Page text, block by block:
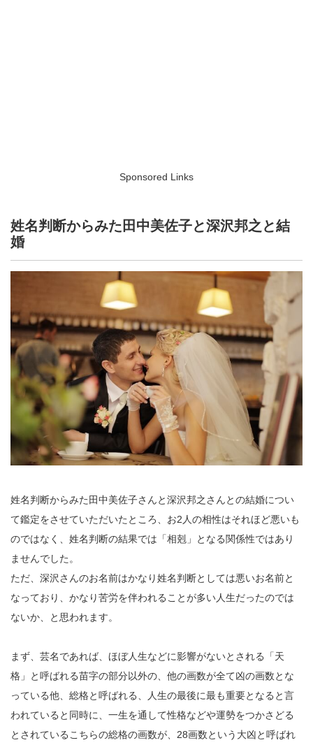
Sponsored Links
姓名判断からみた田中美佐子と深沢邦之と結
婚
姓名判断からみた田中美佐子さんと深沢邦之さんとの結婚につい
て鑑定をさせていただいたところ、お2人の相性はそれほど悪いも
のではなく、姓名判断の結果では「相剋」となる関係性ではあり
ませんでした。
ただ、深沢さんのお名前はかなり姓名判断としては悪いお名前と
なっており、かなり苦労を伴われることが多い人生だったのでは
ないか、と思われます。
まず、芸名であれば、ほぼ人生などに影響がないとされる「天
格」と呼ばれる苗字の部分以外の、他の画数が全て凶の画数とな
っている他、総格と呼ばれる、人生の最後に最も重要となると言
われていると同時に、一生を通して性格などや運勢をつかさどる
とされているこちらの総格の画数が、28画数という大凶と呼ばれ